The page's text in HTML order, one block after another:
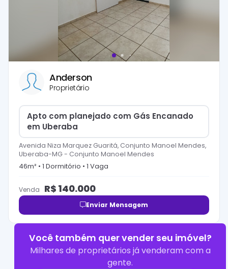
Anderson
Proprietário
Apto com planejado com Gás Encanado
em Uberaba
Avenida Niza Marquez Guaritá, Conjunto Manoel Mendes,
Uberaba-MG- Conjunto Manoel Mendes
46m² • 1 Dormitório • 1 Vaga
Venda R$ 140.000
Enviar Mensagem
Você também quer vender seu imóvel?
Milhares de proprietários já venderam com a
gente.